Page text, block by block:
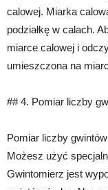
calowej. Miarka
podziałkę w calach.
miarce calowej i
umieszczona na
## 4. Pomiar liczby
Pomiar liczby
Możesz użyć
Gwintomierz jest